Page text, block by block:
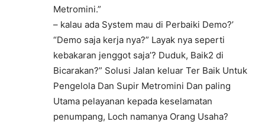
Metromini.”
– kalau ada System mau di Perbaiki Demo?’
“Demo saja kerja nya?” Layak nya seperti
kebakaran jenggot saja’? Duduk, Baik2 di
Bicarakan?” Solusi Jalan keluar Ter Baik Untuk
Pengelola Dan Supir Metromini Dan paling
Utama pelayanan kepada keselamatan
penumpang, Loch namanya Orang Usaha?